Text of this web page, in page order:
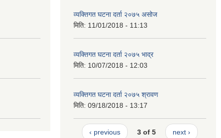
व्यक्तिगत घटना दर्ता २०७५ असोज
मिति: 11/01/2018 - 11:13
व्यक्तिगत घटना दर्ता २०७५ भाद्र
मिति: 10/07/2018 - 12:03
व्यक्तिगत घटना दर्ता २०७५ श्रावण
मिति: 09/18/2018 - 13:17
‹ previous 3 of 5 next ›